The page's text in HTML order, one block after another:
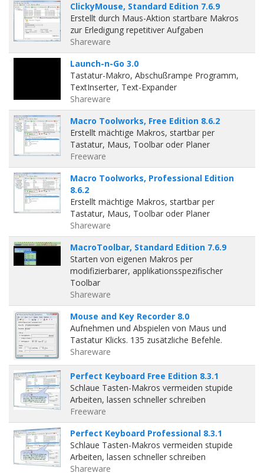
ClickyMouse, Standard Edition 7.6.9
Erstellt durch Maus-Aktion startbare Makros
zur Erledigung repetitiver Aufgaben
Shareware
Launch-n-Go 3.0
Tastatur-Makro, Abschußrampe Programm,
TextInserter, Text-Expander
Shareware
Macro Toolworks, Free Edition 8.6.2
Erstellt mächtige Makros, startbar per
Tastatur, Maus, Toolbar oder Planer
Freeware
Macro Toolworks, Professional Edition
8.6.2
Erstellt mächtige Makros, startbar per
Tastatur, Maus, Toolbar oder Planer
Shareware
MacroToolbar, Standard Edition 7.6.9
Starten von eigenen Makros per
modifizierbarer, applikationsspezifischer
Toolbar
Shareware
Mouse and Key Recorder 8.0
Aufnehmen und Abspielen von Maus und
Tastatur Klicks. 135 zusätzliche Befehle.
Shareware
Perfect Keyboard Free Edition 8.3.1
Schlaue Tasten-Makros vermeiden stupide
Arbeiten, lassen schneller schreiben
Freeware
Perfect Keyboard Professional 8.3.1
Schlaue Tasten-Makros vermeiden stupide
Arbeiten, lassen schneller schreiben
Shareware